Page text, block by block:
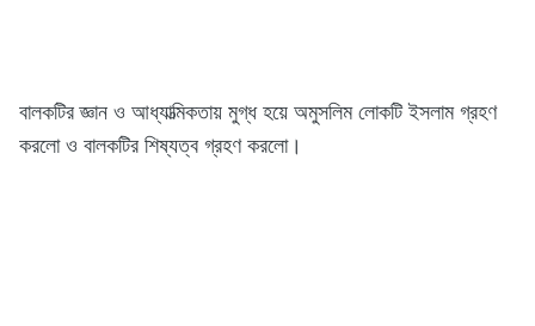
বালকটির জ্ঞান ও আধ্যাত্মিকতায় মুগ্ধ হয়ে অমুসলিম লোকটি ইসলাম গ্রহণ
করলো ও বালকটির শিষ্যত্ব গ্রহণ করলো।